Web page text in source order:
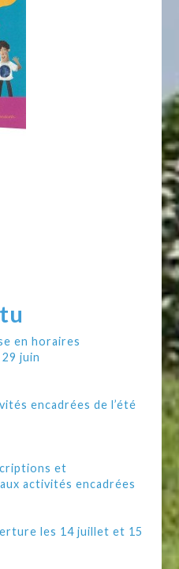
en horaires
29 juin
encadrées de l’été
et
activités encadrées
les 14 juillet et 15